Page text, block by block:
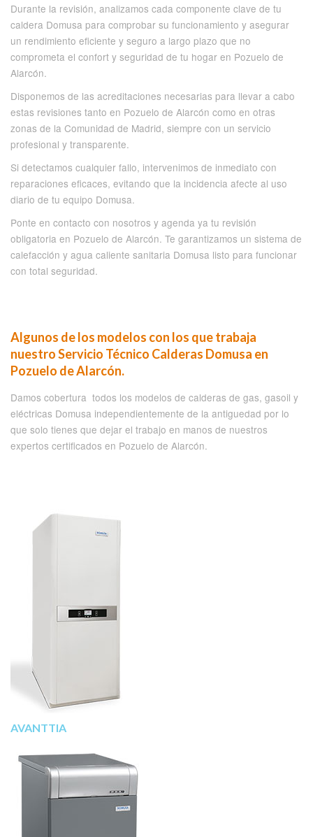
Durante la revisión, analizamos cada componente clave de tu
caldera Domusa para comprobar su funcionamiento y asegurar
un rendimiento eficiente y seguro a largo plazo que no
comprometa el confort y seguridad de tu hogar en Pozuelo de
Alarcón.
Disponemos de las acreditaciones necesarias para llevar a cabo
estas revisiones tanto en Pozuelo de Alarcón como en otras
zonas de la Comunidad de Madrid, siempre con un servicio
profesional y transparente.
Si detectamos cualquier fallo, intervenimos de inmediato con
reparaciones eficaces, evitando que la incidencia afecte al uso
diario de tu equipo Domusa.
Ponte en contacto con nosotros y agenda ya tu revisión
obligatoria en Pozuelo de Alarcón. Te garantizamos un sistema de
calefacción y agua caliente sanitaria Domusa listo para funcionar
con total seguridad.
Algunos de los modelos con los que trabaja
nuestro Servicio Técnico Calderas Domusa en
Pozuelo de Alarcón.
Damos cobertura todos los modelos de calderas de gas, gasoil y
eléctricas Domusa independientemente de la antiguedad por lo
que solo tienes que dejar el trabajo en manos de nuestros
expertos certificados en Pozuelo de Alarcón.
AVANTTIA